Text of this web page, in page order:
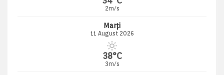
2m/s
Marți
11 August 2026
38°C
3m/s